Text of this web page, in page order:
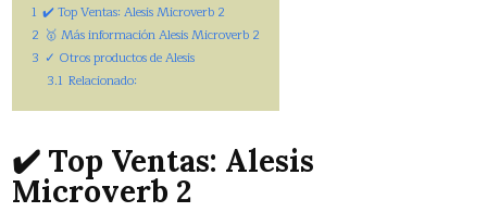
1 ✔️ Top Ventas: Alesis Microverb 2
2 🥇 Más información Alesis Microverb 2
3 ✓ Otros productos de Alesis
3.1 Relacionado:
✔️ Top Ventas: Alesis
Microverb 2